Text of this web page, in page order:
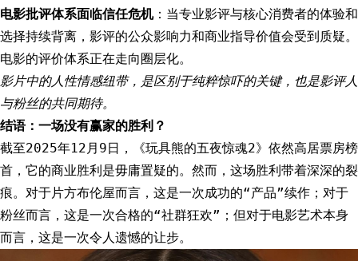
电影批评体系面临信任危机：当专业影评与核心消费者的体验和
选择持续背离，影评的公众影响力和商业指导价值会受到质疑。
电影的评价体系正在走向圈层化。
影片中的人性情感纽带，是区别于纯粹惊吓的关键，也是影评人
与粉丝的共同期待。
结语：一场没有赢家的胜利？
截至2025年12月9日，《玩具熊的五夜惊魂2》依然高居票房榜
首，它的商业胜利是毋庸置疑的。然而，这场胜利带着深深的裂
痕。对于片方布伦屋而言，这是一次成功的“产品”续作；对于
粉丝而言，这是一次合格的“社群狂欢”；但对于电影艺术本身
而言，这是一次令人遗憾的让步。